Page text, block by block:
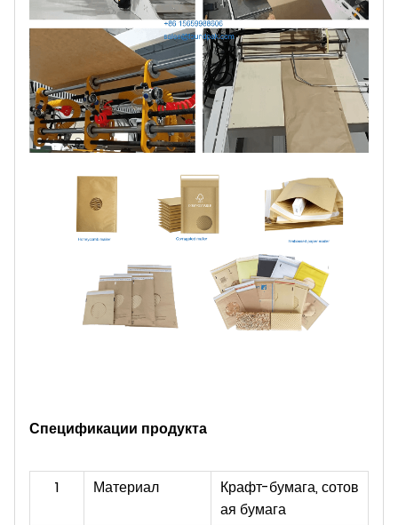
Спецификации продукта
1 Материал
Крафт-бумага, сотов
ая бумага